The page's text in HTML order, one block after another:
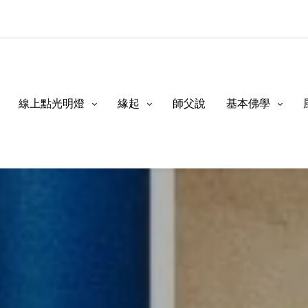
線上點光明燈 緣起 師父說 基本佛學